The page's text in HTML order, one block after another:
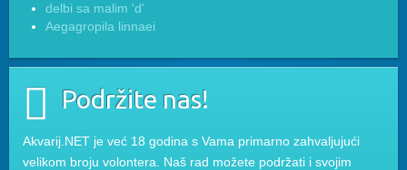
delbi sa malim 'd'
Aegagropila linnaei
Podržite nas!
Akvarij.NET je već 18 godina s Vama primarno zahvaljujući
velikom broju volontera. Naš rad možete podržati i svojim